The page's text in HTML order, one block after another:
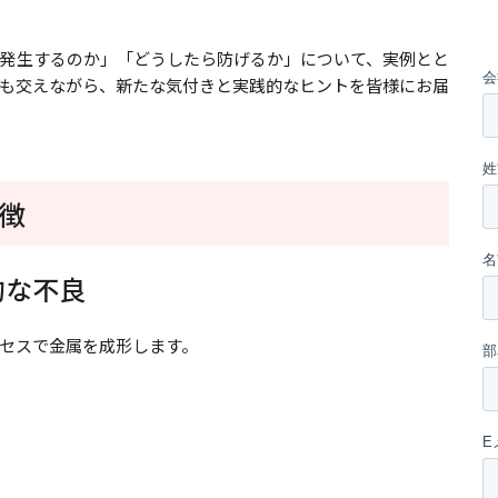
生するのか」「どうしたら防げるか」について、実例とと
交えながら、新たな気付きと実践的なヒントを皆様にお届
不良
で金属を成形します。